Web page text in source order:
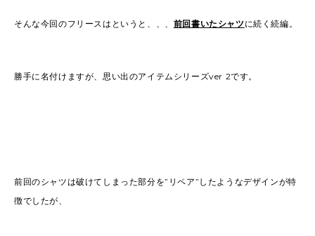
そんな今回のフリースはというと、、、 前回書いたシャツに続く続編。
勝手に名付けますが、思い出のアイテムシリーズver 2です。
前回のシャツは破けてしまった部分を”リペア”したようなデザインが特
徴でしたが、